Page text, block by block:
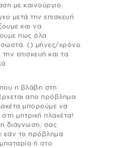
με καινούργιο.
μετά την επισκευή
και να
πως όλα
() μήνες/χρόνο
την επισκευή και τα
η βλάβη στη
απο πρόβλημα
μπορούμε να
μητρική πλακέτα!
διάγνωση, σας
εάν το πρόβλημα
ή στο